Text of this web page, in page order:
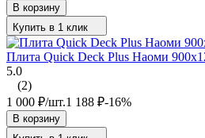
В корзину
Купить в 1 клик
Плита Quick Deck Plus Наоми
5.0
(2)
1 000 ₽/шт.1 188 ₽-16%
В корзину